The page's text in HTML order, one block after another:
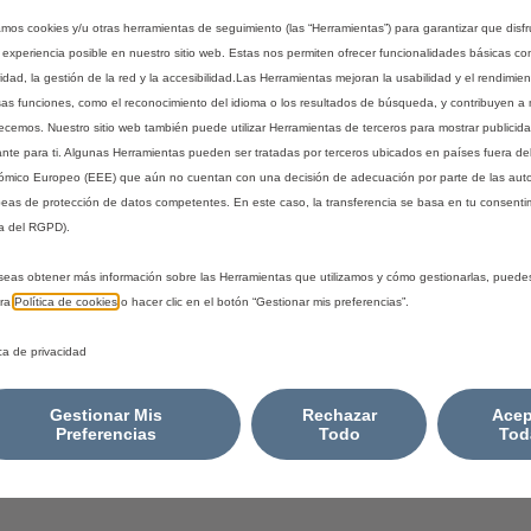
s
5
,
1
5
€
A
d
n
i
t
y
u
p
t
Fecha de entrega estimada14/
Compra ahora, paga después
la llanta y se adaptan armoniosamente a la línea del
de la rueda.
cookies y/u otras herramientas de seguimiento (las “Herramientas”) para garantizar que
experiencia posible en nuestro sitio web. Estas nos permiten ofrecer funcionalidades básicas
la gestión de la red y la accesibilidad.Las Herramientas mejoran la usabilidad y el
funciones, como el reconocimiento del idioma o los resultados de búsqueda, y contribuyen a
Nuestro sitio web también puede utilizar Herramientas de terceros para mostrar
para ti. Algunas Herramientas pueden ser tratadas por terceros ubicados en países fuera
Europeo (EEE) que aún no cuentan con una decisión de adecuación por parte de las
de protección de datos competentes. En este caso, la transferencia se basa en tu
del RGPD).
obtener más información sobre las Herramientas que utilizamos y cómo gestionarlas,
Política de cookies o hacer clic en el botón “Gestionar mis preferencias”.
de privacidad
Gestionar Mis
Preferencias
Rechazar
Todo